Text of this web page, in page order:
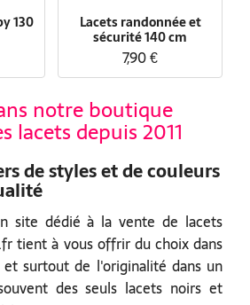
130 Lacets randonnée et
sécurité 140 cm
7,90 €
notre boutique
lacets depuis 2011
de styles et de couleurs
site dédié à la vente de lacets
tient à vous offrir du choix dans
surtout de l'originalité dans un
des seuls lacets noirs et